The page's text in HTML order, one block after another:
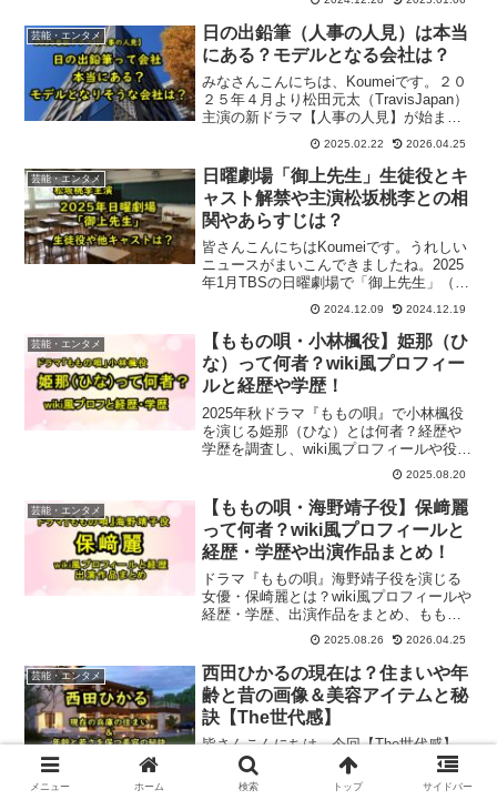
上先生」で戸隠栞（とがくし しおり）
役にも抜擢されています。顔は見たこと
あるけどそ...
芸能・エンタメ
日の出鉛筆（人事の人見）は本当
にある？モデルとなる会社は？
みなさんこんにちは、Koumeiです。２０
２５年４月より松田元太（TravisJapan）
主演の新ドラマ【人事の人見】が始まり
ます。お仕事系ドラマとしてはめずらし
く人事部のお話。実はわたし以前の会社
で一時期人事部もやっていたことがあっ
て今回...
2025.02.22 2026.04.25
芸能・エンタメ
日曜劇場「御上先生」生徒役とキ
ャスト解禁や主演松坂桃李との相
関やあらすじは？
皆さんこんにちはKoumeiです。うれしい
ニュースがまいこんできましたね。2025
年1月TBSの日曜劇場で「御上先生」（み
かみせんせい）というドラマがスタート
です。松坂桃李さんが主演で私立高校教
師役。日曜劇場初の主演とのことで待ち
に待った人...
2024.12.09 2024.12.19
芸能・エンタメ
【ももの唄・小林楓役】姫那（ひ
な）って何者？wiki風プロフィー
ルと経歴や学歴！
2025年秋ドラマ『ももの唄』で小林楓役
を演じる姫那（ひな）とは何者？経歴や
学歴を調査し、wiki風プロフィールや役ど
2025.08.20
芸能・エンタメ
【ももの唄・海野靖子役】保﨑麗
って何者？wiki風プロフィールと
経歴・学歴や出演作品まとめ！
ドラマ『ももの唄』海野靖子役を演じる
女優・保崎麗とは？wiki風プロフィールや
経歴・学歴、出演作品をまとめ、ももの
唄での役どころも紹介します。
2025.08.26 2026.04.25
芸能・エンタメ
西田ひかるの現在は？住まいや年
齢と昔の画像＆美容アイテムと秘
訣【The世代感】
皆さんこんにちは。今回【The世代感】
（テレビ朝日系）に西田ひかるさんが登
場です。それも「昭和チーム」として参
メニュー ホーム 検索 トップ サイドバー